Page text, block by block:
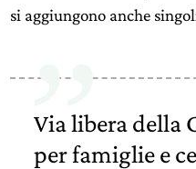
si aggiungono anche
Via libera della
per famiglie e